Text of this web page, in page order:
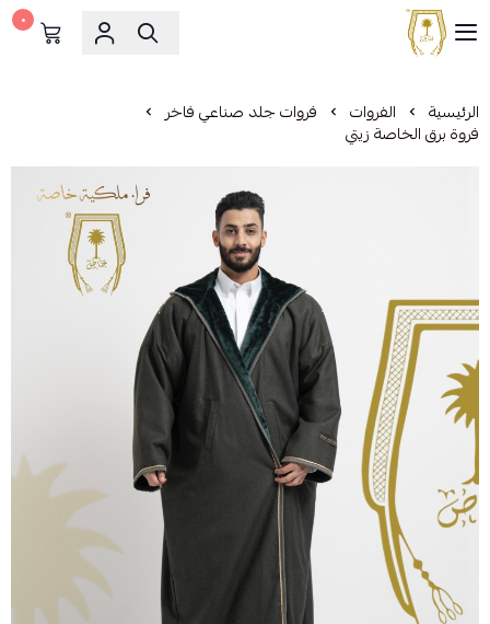
مشالح المهدي الملكية
٠
الرئيسية الفروات فروات جلد صناعي فاخر
فروة برق الخاصة زيتي